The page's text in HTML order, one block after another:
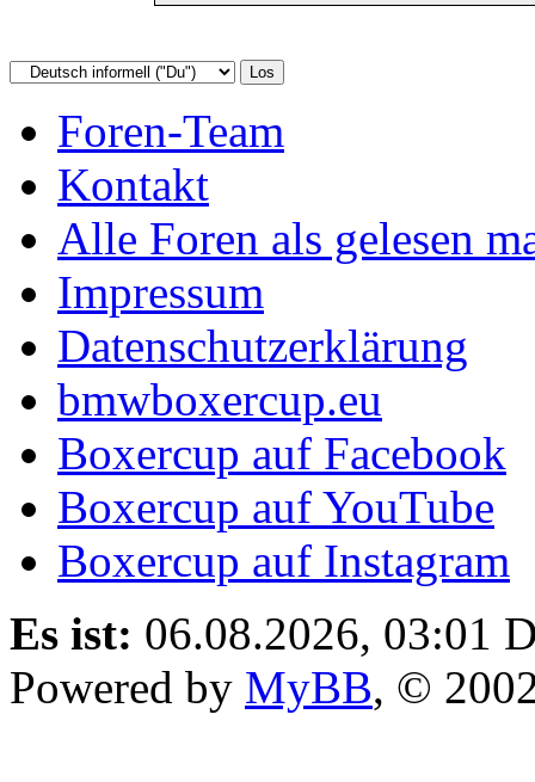
Foren-Team
Kontakt
Alle Foren als gelesen
Impressum
Datenschutzerklärung
bmwboxercup.eu
Boxercup auf Facebook
Boxercup auf YouTube
Boxercup auf Instagram
Es ist: 06.08.2026, 03:01
Powered by MyBB, ©